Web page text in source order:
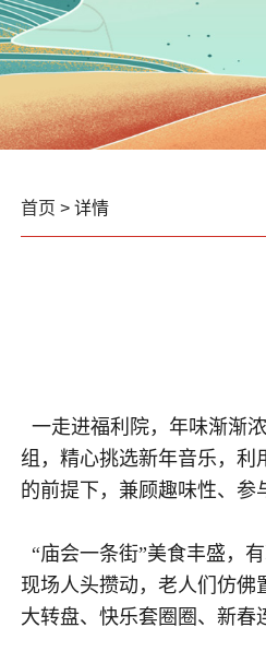
首页 > 详情
一走进福利院，年味渐渐
组，精心挑选新年音乐，
的前提下，兼顾趣味性、参
“庙会一条街”美食丰盛，
现场人头攒动，老人们仿佛
大转盘、快乐套圈圈、新春